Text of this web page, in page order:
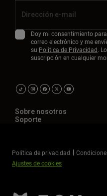
Doy mi consentimiento
correo electrónico y me
su Política de Privacidad.
suscripción en cualquier
Sobre nosotros
Soporte
Política de privacidad
Ajustes de cookies